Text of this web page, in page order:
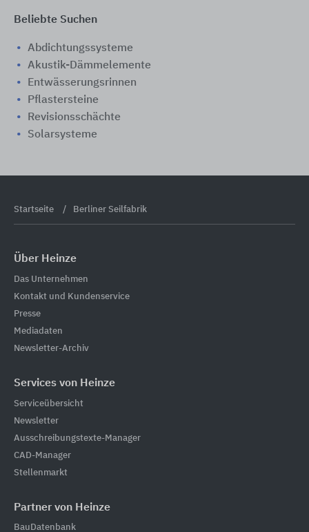
Beliebte Suchen
Abdichtungssysteme
Akustik-Dämmelemente
Entwässerungsrinnen
Pflastersteine
Revisionsschächte
Solarsysteme
Startseite Berliner Seilfabrik
Über Heinze
Das Unternehmen
Kontakt und Kundenservice
Presse
Mediadaten
Newsletter-Archiv
Services von Heinze
Serviceübersicht
Newsletter
Ausschreibungstexte-Manager
CAD-Manager
Stellenmarkt
Partner von Heinze
BauDatenbank